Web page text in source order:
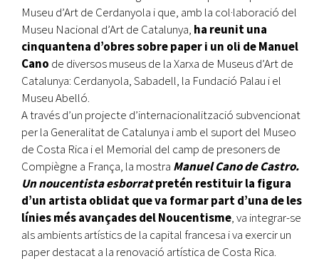
Museu d’Art de Cerdanyola i que, amb la col·laboració del
Museu Nacional d’Art de Catalunya, ha reunit una
cinquantena d’obres sobre paper i un oli de Manuel
Cano de diversos museus de la Xarxa de Museus d’Art de
Catalunya: Cerdanyola, Sabadell, la Fundació Palau i el
Museu Abelló.
A través d’un projecte d’internacionalització subvencionat
per la Generalitat de Catalunya i amb el suport del Museo
de Costa Rica i el Memorial del camp de presoners de
Compiègne a França, la mostra Manuel Cano de Castro.
Un noucentista esborratpretén restituir la figura
d’un artista oblidat que va formar part d’una de les
línies més avançades del Noucentisme, va integrar-se
als ambients artístics de la capital francesa i va exercir un
paper destacat a la renovació artística de Costa Rica.